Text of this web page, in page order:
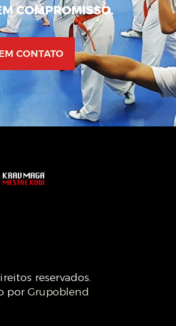
COMPROMISSO.
CONTATO
reservados.
porGrupoblend